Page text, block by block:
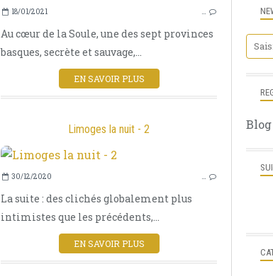
HAUTE-VIENNE
RÉGION NOUVELLE AQUITAINE
ARBRES
18/01/2021 …
Au cœur de la Soule, une des sept provinces
basques, secrète et sauvage,...
EN SAVOIR PLUS
Limoges la nuit - 2
30/12/2020 …
La suite : des clichés globalement plus
intimistes que les précédents,...
EN SAVOIR PLUS
HAUTE-VIENNE
LIMOUSIN
RÉGION NOUVELLE AQUITAINE